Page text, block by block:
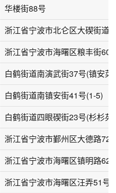
华楼街88号
浙江省宁波市海曙区粮丰街60
白鹤街道南镇安街41号(1-5)
浙江省宁波市鄞州区大德路72
浙江省宁波市海曙区镇明路
浙江省宁波市海曙区汪弄51号